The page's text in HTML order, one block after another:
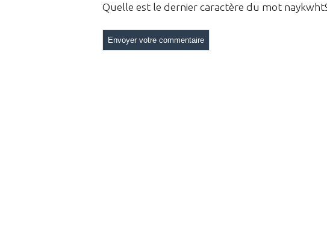
Quelle est le dernier caractère du mot